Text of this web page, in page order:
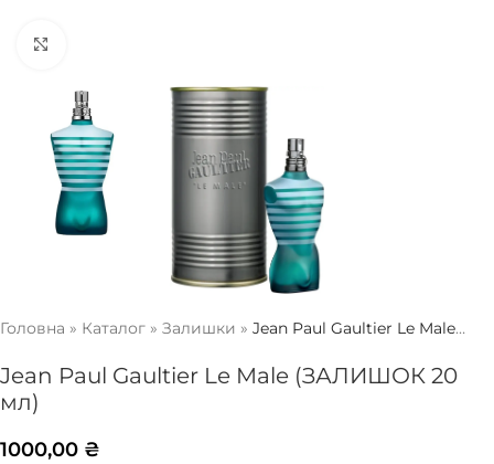
Головна » Каталог » Залишки » Jean Paul Gaultier Le Male
Jean Paul Gaultier Le Male (ЗАЛИШОК 20
мл)
1000,00 ₴